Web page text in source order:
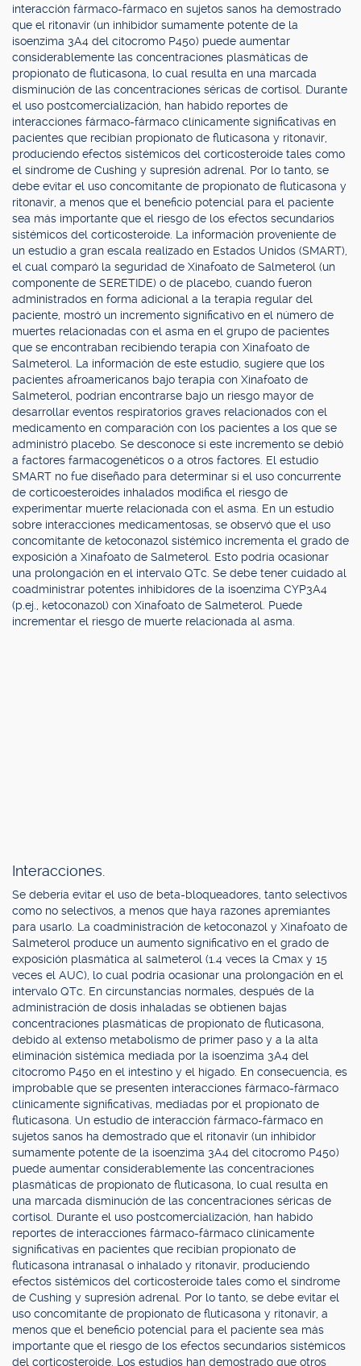
interacción fármaco-fármaco en sujetos sanos ha demostrado
que el ritonavir (un inhibidor sumamente potente de la
isoenzima 3A4 del citocromo P450) puede aumentar
considerablemente las concentraciones plasmáticas de
propionato de fluticasona, lo cual resulta en una marcada
disminución de las concentraciones séricas de cortisol. Durante
el uso postcomercialización, han habido reportes de
interacciones fármaco-fármaco clínicamente significativas en
pacientes que recibían propionato de fluticasona y ritonavir,
produciendo efectos sistémicos del corticosteroide tales como
el síndrome de Cushing y supresión adrenal. Por lo tanto, se
debe evitar el uso concomitante de propionato de fluticasona y
ritonavir, a menos que el beneficio potencial para el paciente
sea más importante que el riesgo de los efectos secundarios
sistémicos del corticosteroide. La información proveniente de
un estudio a gran escala realizado en Estados Unidos (SMART),
el cual comparó la seguridad de Xinafoato de Salmeterol (un
componente de SERETIDE) o de placebo, cuando fueron
administrados en forma adicional a la terapia regular del
paciente, mostró un incremento significativo en el número de
muertes relacionadas con el asma en el grupo de pacientes
que se encontraban recibiendo terapia con Xinafoato de
Salmeterol. La información de este estudio, sugiere que los
pacientes afroamericanos bajo terapia con Xinafoato de
Salmeterol, podrían encontrarse bajo un riesgo mayor de
desarrollar eventos respiratorios graves relacionados con el
medicamento en comparación con los pacientes a los que se
administró placebo. Se desconoce si este incremento se debió
a factores farmacogenéticos o a otros factores. El estudio
SMART no fue diseñado para determinar si el uso concurrente
de corticoesteroides inhalados modifica el riesgo de
experimentar muerte relacionada con el asma. En un estudio
sobre interacciones medicamentosas, se observó que el uso
concomitante de ketoconazol sistémico incrementa el grado de
exposición a Xinafoato de Salmeterol. Esto podría ocasionar
una prolongación en el intervalo QTc. Se debe tener cuidado al
coadministrar potentes inhibidores de la isoenzima CYP3A4
(p.ej., ketoconazol) con Xinafoato de Salmeterol. Puede
incrementar el riesgo de muerte relacionada al asma.
Interacciones.
Se debería evitar el uso de beta-bloqueadores, tanto selectivos
como no selectivos, a menos que haya razones apremiantes
para usarlo. La coadministración de ketoconazol y Xinafoato de
Salmeterol produce un aumento significativo en el grado de
exposición plasmática al salmeterol (1.4 veces la Cmax y 15
veces el AUC), lo cual podría ocasionar una prolongación en el
intervalo QTc. En circunstancias normales, después de la
administración de dosis inhaladas se obtienen bajas
concentraciones plasmáticas de propionato de fluticasona,
debido al extenso metabolismo de primer paso y a la alta
eliminación sistémica mediada por la isoenzima 3A4 del
citocromo P450 en el intestino y el hígado. En consecuencia, es
improbable que se presenten interacciones fármaco-fármaco
clínicamente significativas, mediadas por el propionato de
fluticasona. Un estudio de interacción fármaco-fármaco en
sujetos sanos ha demostrado que el ritonavir (un inhibidor
sumamente potente de la isoenzima 3A4 del citocromo P450)
puede aumentar considerablemente las concentraciones
plasmáticas de propionato de fluticasona, lo cual resulta en
una marcada disminución de las concentraciones séricas de
cortisol. Durante el uso postcomercialización, han habido
reportes de interacciones fármaco-fármaco clínicamente
significativas en pacientes que recibían propionato de
fluticasona intranasal o inhalado y ritonavir, produciendo
efectos sistémicos del corticosteroide tales como el síndrome
de Cushing y supresión adrenal. Por lo tanto, se debe evitar el
uso concomitante de propionato de fluticasona y ritonavir, a
menos que el beneficio potencial para el paciente sea más
importante que el riesgo de los efectos secundarios sistémicos
del corticosteroide. Los estudios han demostrado que otros